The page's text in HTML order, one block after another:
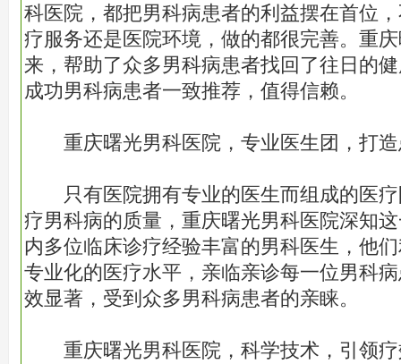
科医院，都把男科病患者的利益摆在首位
疗服务还是医院环境，做的都很完善。重
来，帮助了众多男科病患者找回了往日的
成功男科病患者一致推荐，值得信赖。
重庆曙光男科医院，专业医生团，打造
只有医院拥有专业的医生而组成的医疗
疗男科病的质量，重庆曙光男科医院深知
内多位临床诊疗经验丰富的男科医生，他
专业化的医疗水平，亲临亲诊每一位男科
效显著，受到众多男科病患者的亲睐。
重庆曙光男科医院，科学技术，引领疗